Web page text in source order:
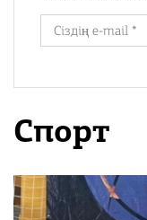
Спорт